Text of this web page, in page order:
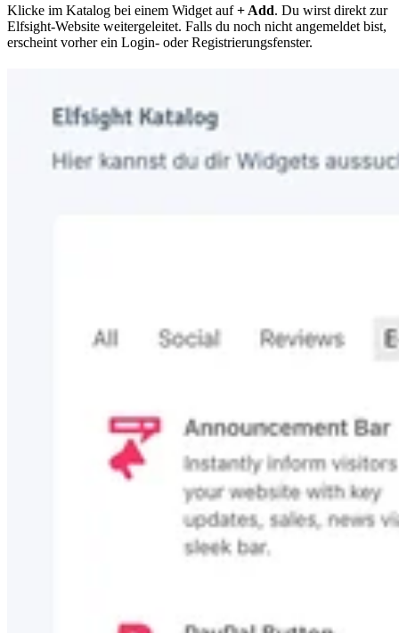
Klicke im Katalog bei einem Widget auf+ Add. Du wirst direkt zur
Elfsight-Website weitergeleitet. Falls du noch nicht angemeldet bist,
erscheint vorher ein Login- oder Registrierungsfenster.